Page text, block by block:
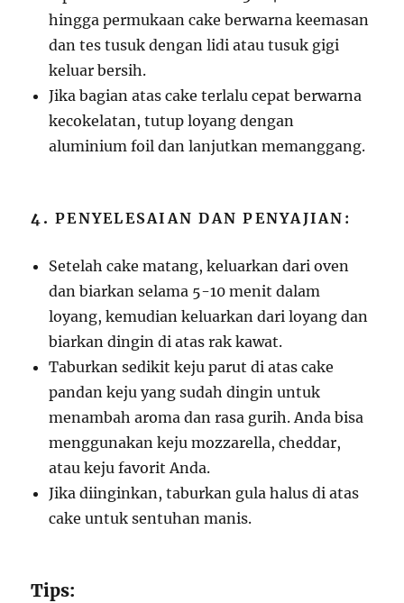
hingga permukaan cake berwarna keemasan
dan tes tusuk dengan lidi atau tusuk gigi
keluar bersih.
Jika bagian atas cake terlalu cepat berwarna
kecokelatan, tutup loyang dengan
aluminium foil dan lanjutkan memanggang.
4.PENYELESAIAN DAN PENYAJIAN:
Setelah cake matang, keluarkan dari oven
dan biarkan selama 5-10 menit dalam
loyang, kemudian keluarkan dari loyang dan
biarkan dingin di atas rak kawat.
Taburkan sedikit keju parut di atas cake
pandan keju yang sudah dingin untuk
menambah aroma dan rasa gurih. Anda bisa
menggunakan keju mozzarella, cheddar,
atau keju favorit Anda.
Jika diinginkan, taburkan gula halus di atas
cake untuk sentuhan manis.
Tips: